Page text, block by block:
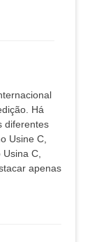
Há
diferentes
Usine C,
C,
apenas